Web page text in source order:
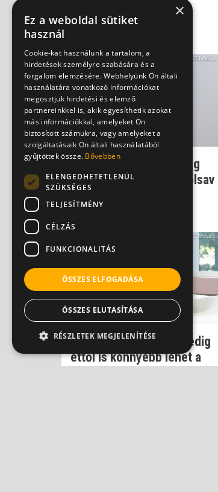
Vitaminpótlás terhesség
alatt - Ezért fontos a folsav
és mag...
Dr. Gyovai Gabriella
Sosem gondolnál rá, pedig
ettől is könnyebb lehet a
×
Ez a weboldal sütiket
használ
Cookie-kat használunk a tartalom, a
hirdetések személyre szabására és a
forgalom elemzésére. Webhelyünk Ön általi
használatára vonatkozó információkat
megosztjuk hirdetési és elemző
partnereinkkel is, akik egyesíthetik azokat
más információkkal, amelyeket Ön
biztosított számukra, vagy amelyeket a
szolgáltatásaik Ön általi használatából
gyűjtöttek össze. Bővebben
ELENGEDHETETLENÜL
SZÜKSÉGES
TELJESÍTMÉNY
CÉLZÁS
FUNKCIONALITÁS
ÖSSZES ELFOGADÁSA
ÖSSZES ELUTASÍTÁSA
RÉSZLETEK MEGJELENÍTÉSE